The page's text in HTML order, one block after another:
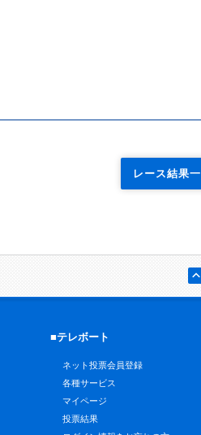
レース結果
■テレボート
ネット投票会員登録
各種サービス
マイページ
投票結果